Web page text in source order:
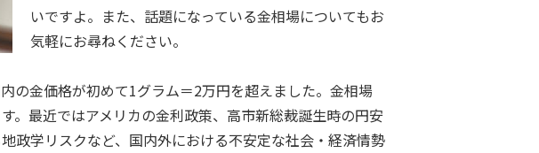
いですよ。また、話題になっている金相場についてもお
気軽にお尋ねください。
の金価格が初めて1グラム＝2万円を超えました。金相場
。最近ではアメリカの金利政策、高市新総裁誕生時の円安
政学リスクなど、国内外における不安定な社会・経済情勢